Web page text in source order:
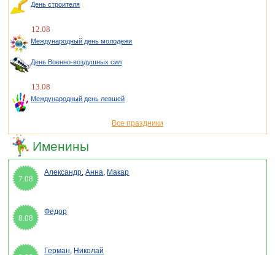
День строителя
12.08
Международный день молодежи
День Военно-воздушных сил
13.08
Международный день левшей
Все праздники
Именины
7.08
Александр,Анна, Макар
8.08
Федор
Герман, Николай